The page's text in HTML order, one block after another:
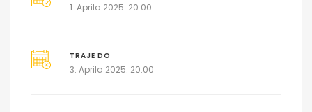
1. Aprila 2025. 20:00
TRAJE DO
3. Aprila 2025. 20:00